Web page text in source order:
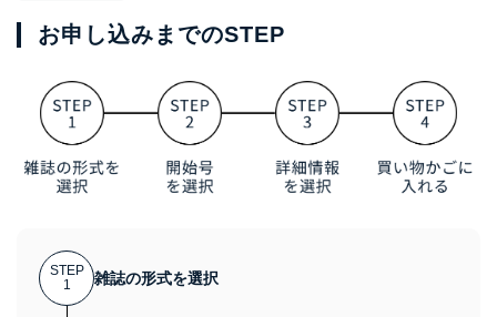
お申し込みまでのSTEP
STEP
1
雑誌の形式を選択